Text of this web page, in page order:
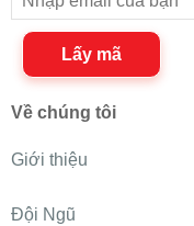
Lấy mã
Về chúng tôi
Giới thiệu
Đội Ngũ